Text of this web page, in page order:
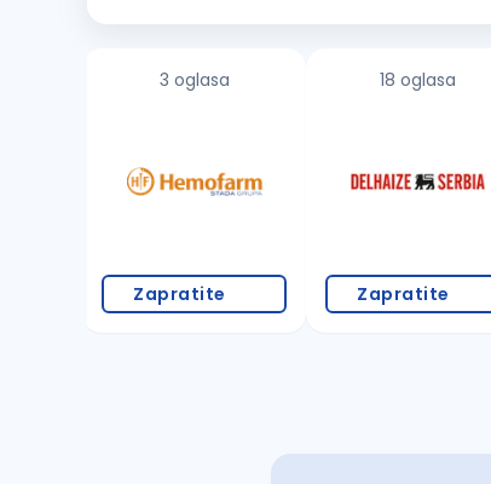
3 oglasa
Zapratite
18 oglasa
Zapratite